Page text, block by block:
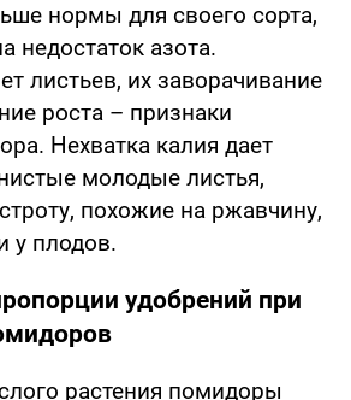
нормы для своего сорта,
недостаток азота.
листьев, их заворачивание
роста – признаки
Нехватка калия дает
молодые листья,
похожие на ржавчину,
у плодов.
удобрений при
растения помидоры